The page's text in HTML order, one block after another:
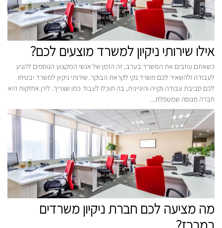
אילו שירותי ניקיון למשרד מוצעים לכם?
כשאתם עוזבים את המשרד בערב, זה הזמן של אנשי המקצוע הנוספים להגיע
לעבודה ולהשאיר לכם משרד נקי לקראת הבוקר. שירותי ניקיון למשרד יבטיחו
לכם סביבת עבודה נקייה והיגיינית, בה תוכלו לעבוד כמו שצריך. לירן אחזקות היא
חברה מנוסה שמטפלת...
מה מציעה לכם חברת ניקיון משרדים